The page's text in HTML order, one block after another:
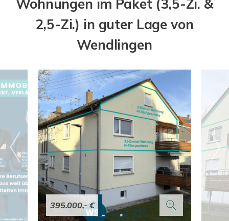
Wohnungen im Paket (3,5-Zi. &
2,5-Zi.) in guter Lage von
Wendlingen
395.000,- €